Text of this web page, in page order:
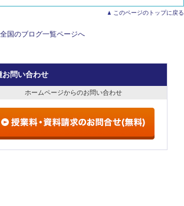
このページのトップに戻る
全国のブログ一覧ページへ
問い合わせ
ホームページからのお問い合わせ